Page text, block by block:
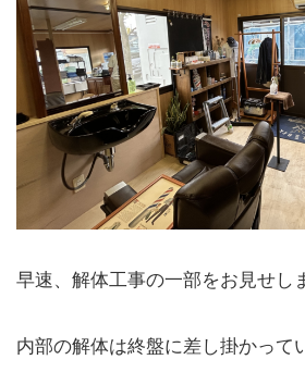
早速、解体工事の一部をお見せし
内部の解体は終盤に差し掛かって